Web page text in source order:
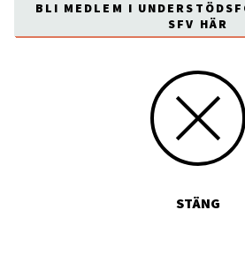
BLI MEDLEM I
SFV HÄR
STÄNG